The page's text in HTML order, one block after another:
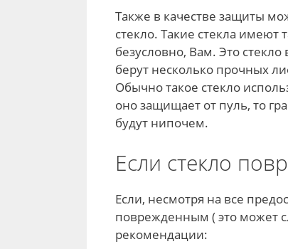
Также в качестве защиты
стекло. Такие стекла
безусловно, Вам. Это
берут несколько прочных
Обычно такое стекло
оно защищает от пуль, то
будут нипочем.
Если стекло
Если, несмотря на все
поврежденным ( это может
рекомендации: